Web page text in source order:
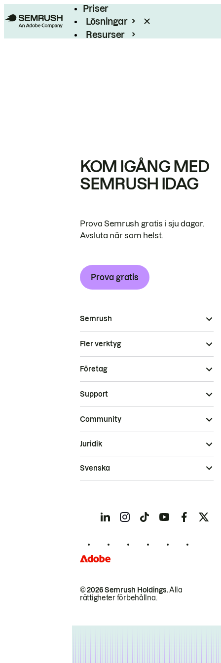
Priser
Lösningar
Resurser
KOM IGÅNG MED
SEMRUSH IDAG
Prova Semrush gratis i sju dagar.
Avsluta när som helst.
Prova gratis
Semrush
Fler verktyg
Företag
Support
Community
© 2026 Semrush Holdings.Alla
rättigheter förbehållna.
Juridik
Svenska